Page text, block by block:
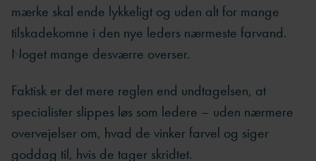
mærke skal ende lykkeligt og uden alt for mange
tilskadekomne i den nye leders nærmeste farvand.
Noget mange desværre overser.
Faktisk er det mere reglen end undtagelsen, at
specialister slippes løs som ledere – uden nærmere
overvejelser om, hvad de vinker farvel og siger
goddag til, hvis de tager skridtet.